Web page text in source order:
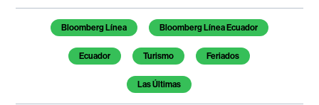
Temas de este artículo
Bloomberg Línea Bloomberg Línea Ecuador
Ecuador Turismo Feriados
Las Últimas